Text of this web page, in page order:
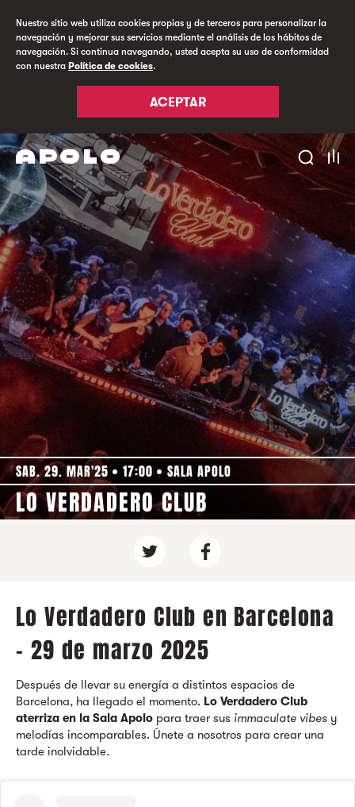
Nuestro sitio web utiliza cookies propias y de terceros para personalizar la
navegación y mejorar sus servicios mediante el análisis de los hábitos de
navegación. Si continua navegando, usted acepta su uso de conformidad
con nuestra Política de cookies.
ACEPTAR
SAB. 29. MAR'25 17:00 SALA APOLO
LO VERDADERO CLUB
Lo Verdadero Club en Barcelona
- 29 de marzo 2025
Después de llevar su energía a distintos espacios de
Barcelona, ha llegado el momento. Lo Verdadero Club
aterriza en la Sala Apolo para traer sus immaculate vibes y
melodías incomparables. Únete a nosotros para crear una
tarde inolvidable.